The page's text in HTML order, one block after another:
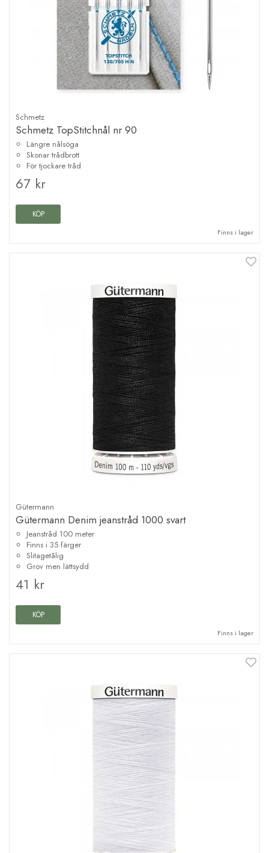
Schmetz
Schmetz TopStitchnål nr 90
Längre nålsöga
Skonar trådbrott
För tjockare tråd
67 kr
KÖP
Finns i lager
Gütermann
Gütermann Denim jeanstråd 1000 svart
Jeanstråd 100 meter
Finns i 35 färger
Slitagetålig
Grov men lättsydd
41 kr
KÖP
Finns i lager